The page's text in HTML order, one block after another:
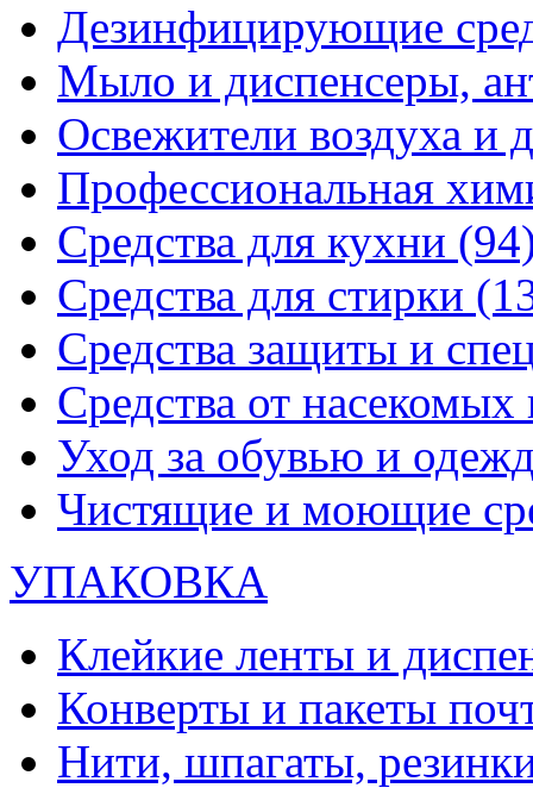
Дезинфицирующие
Мыло и диспенсеры,
Освежители воздуха и
Профессиональная
Средства для кухни
Средства для стирки
Средства защиты и
Средства от
Уход за обувью и
Чистящие и моющие
УПАКОВКА
Клейкие ленты и
Конверты и пакеты
Нити, шпагаты,